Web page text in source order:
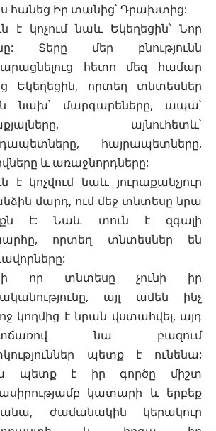
հանեց Իր տանից՝ Դրախտից:
է կոչում նաև Եկեղեցին՝ Նոր
Տերը մեր բնությունն
հետո մեզ համար
Եկեղեցին, որտեղ տնտեսներ
նախ՝ մարգարեները, ապա՝
, այնուհետև՝
հայրապետները,
և առաջնորդները:
է կոչվում նաև յուրաքանչյուր
մարդ, ում մեջ տնտեսը նրա
է: Նաև տուն է զգալի
որտեղ տնտեսներ են
որ տնտեսը չունի իր
այլ ամեն ինչ
կողմից է նրան վստահվել, այդ
նա բազում
պետք է ունենա:
պետք է իր գործը միշտ
կատարի և երբեք
ժամանակին կերակուր